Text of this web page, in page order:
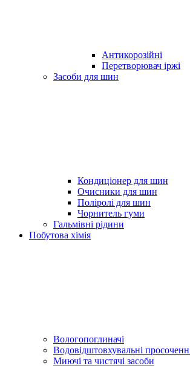
Антикорозійні
Перетворювач іржі
Засоби для шин
Кондиціонер для шин
Очисники для шин
Поліролі для шин
Чорнитель гуми
Гальмівні рідини
Побутова хімія
Вологопоглиначі
Водовідштовхувальні
Миючі та чистячі засоби